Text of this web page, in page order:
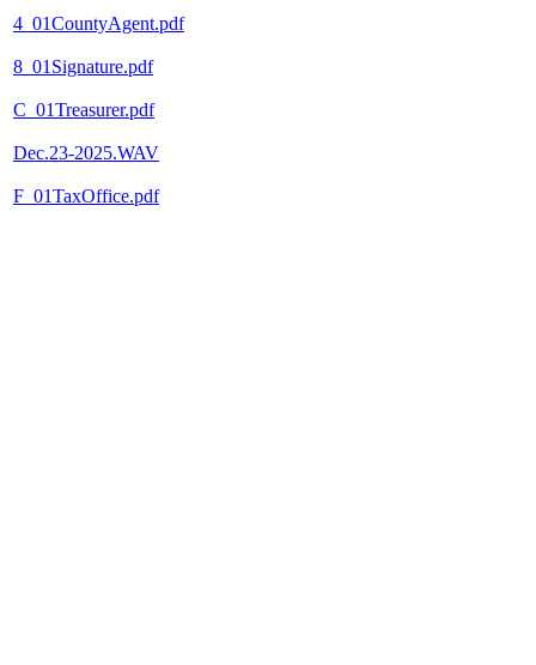
4_01CountyAgent.pdf
8_01Signature.pdf
C_01Treasurer.pdf
Dec.23-2025.WAV
F_01TaxOffice.pdf